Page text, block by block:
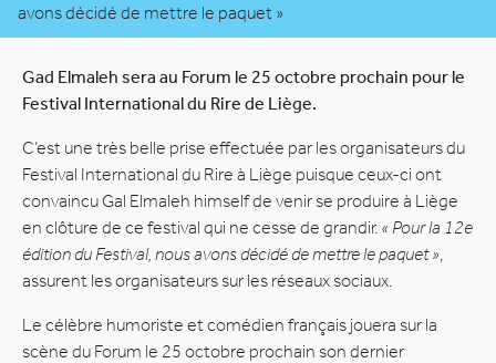
avons décidé de mettre le paquet »
Gad Elmaleh sera au Forum le 25 octobre prochain pour le
Festival International du Rire de Liège.
C’est une très belle prise effectuée par les organisateurs du
Festival International du Rire à Liège puisque ceux-ci ont
convaincu Gal Elmaleh himself de venir se produire à Liège
en clôture de ce festival qui ne cesse de grandir. « Pour la 12e
édition du Festival, nous avons décidé de mettre le paquet »
assurent les organisateurs sur les réseaux sociaux.
Le célèbre humoriste et comédien français jouera sur la
scène du Forum le 25 octobre prochain son dernier